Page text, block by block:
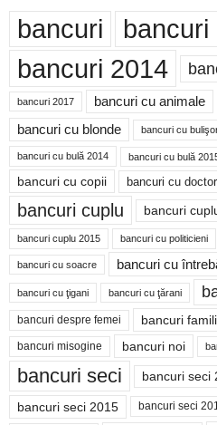
bancuri bancuri
bancuri 2014
bancuri 2017 bancuri cu animale
bancuri cu blonde bancuri cu
bancuri cu bulă 2014 bancuri cu bulă
bancuri cu copii bancuri cu
bancuri cuplu bancuri
bancuri cuplu 2015 bancuri cu politicieni
bancuri cu soacre bancuri cu
bancuri cu ţigani bancuri cu ţărani
bancuri despre femei bancuri
bancuri misogine bancuri noi
bancuri seci bancuri seci
bancuri seci 2015 bancuri seci